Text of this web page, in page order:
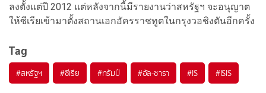
ลงตั้งแต่ปี 2012 แต่หลังจากนี้มีรายงานว่าสหรัฐฯ จะอนุญาต
ให้ซีเรียเข้ามาตั้งสถานเอกอัครราชทูตในกรุงวอชิงตันอีกครั้ง
Tag
#สหรัฐฯ #ซีเรีย #ทรัมป์ #อัล-ชารา #IS #ISIS